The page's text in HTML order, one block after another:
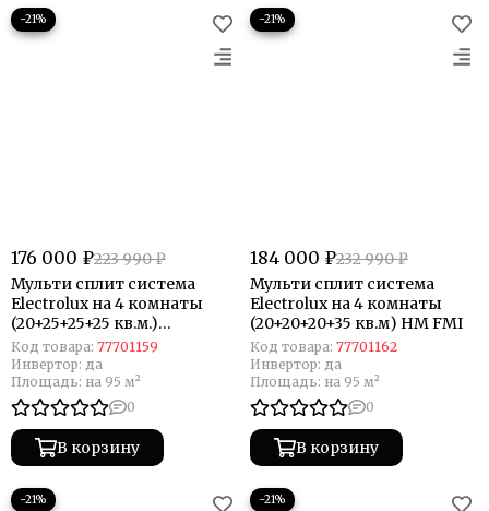
−21%
176 000 ₽223 990 ₽
Мульти сплит система
Electrolux на 4 комнаты
(20+25+25+25 кв.м.)
Enterprise
Код товара: 77701159
Инвертор: да
Площадь: на 95 м²
0
В корзину
−21%
184 000 ₽232 990 ₽
Мульти сплит система
Electrolux на 4 комнаты
(20+20+20+35 кв.м) HM FMI
Код товара: 77701162
Инвертор: да
Площадь: на 95 м²
0
В корзину
−21% −21%